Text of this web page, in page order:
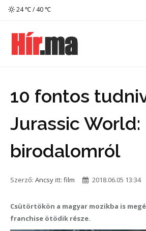
24 ℃ / 40 ℃
10 fontos
Jurassic
birodalomról
Szerző: Ancsy itt: film 2018.06.05 13:34
Csütörtökön a magyar mozikba is
franchise ötödik része.